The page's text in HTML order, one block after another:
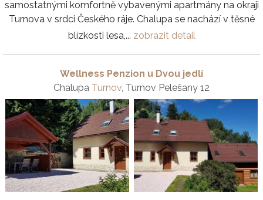
samostatnými komfortně vybavenými apartmány na okraji
Turnova v srdci Českého ráje. Chalupa se nachází v těsné
blízkosti lesa,... zobrazit detail
Wellness Penzion u Dvou jedlí
Chalupa Turnov, Turnov Pelešany 12